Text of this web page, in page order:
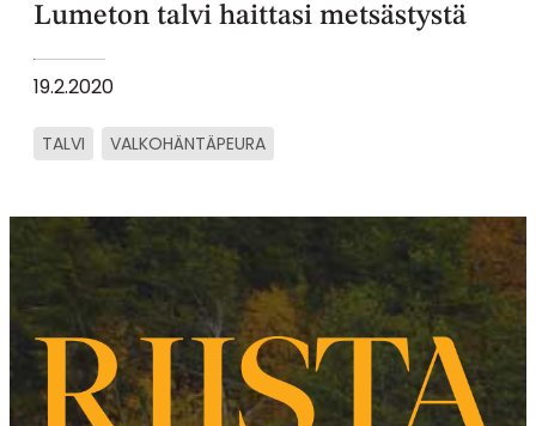
Lumeton talvi haittasi metsästystä
19.2.2020
TALVI VALKOHÄNTÄPEURA